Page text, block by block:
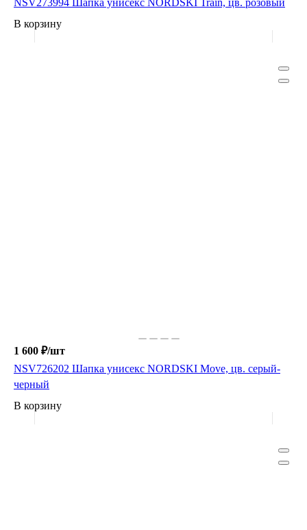
В корзину
1 600 ₽/шт
NSV726202 Шапка унисекс NORDSKI Move, цв. серый-
черный
В корзину